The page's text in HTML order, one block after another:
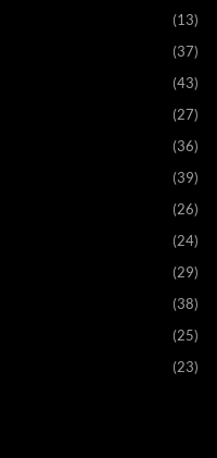
(13)
(37)
(43)
(27)
(36)
(39)
(26)
(24)
(29)
(38)
(25)
(23)